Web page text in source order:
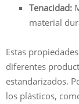
Tenacidad:
material
Estas
diferentes
estandarizados.
los plásticos,